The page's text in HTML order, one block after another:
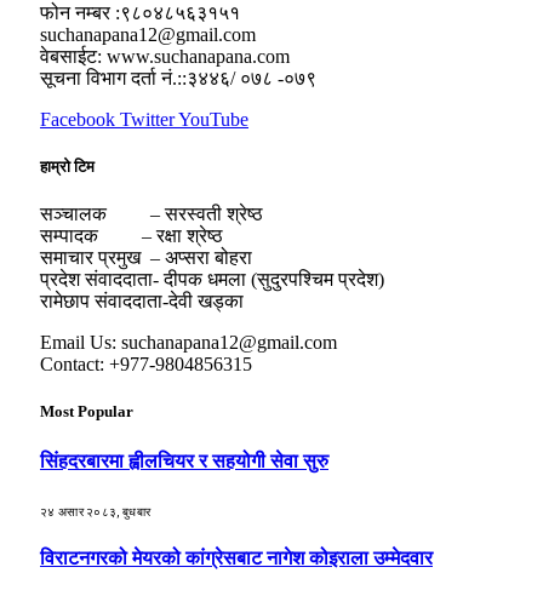
फोन नम्बर :९८०४८५६३१५१
suchanapana12@gmail.com
वेबसाईट: www.suchanapana.com
सूचना विभाग दर्ता नं.::३४४६/ ०७८ -०७९
Facebook TwitterYouTube
हाम्रो टिम
सञ्चालक – सरस्वती श्रेष्ठ
सम्पादक – रक्षा श्रेष्ठ
समाचार प्रमुख – अप्सरा बोहरा
प्रदेश संवाददाता- दीपक धमला (सुदुरपश्चिम प्रदेश)
रामेछाप संवाददाता-देवी खड्का
Email Us: suchanapana12@gmail.com
Contact: +977-9804856315
Most Popular
सिंहदरबारमा ह्वीलचियर र सहयोगी सेवा सुरु
२४ असार २०८३, बुधबार
विराटनगरको मेयरको कांग्रेसबाट नागेश कोइराला उम्मेदवार